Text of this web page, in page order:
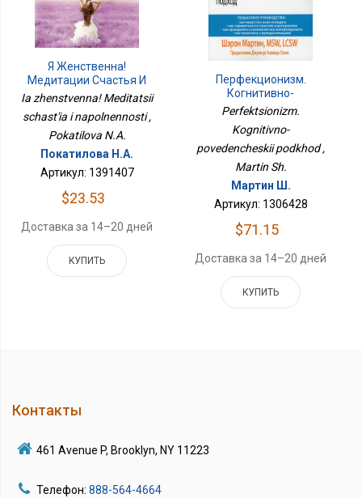
Я Женственна!
Медитации Счастья И
Наполненности
Ia zhenstvenna! Meditatsii
schast'ia i napolnennosti ,
Pokatilova N.A.
Покатилова Н.А.
Артикул: 1391407
$23.53
Доставка за 14–20 дней
КУПИТЬ
Перфекционизм.
Когнитивно-
Поведенческий Подход
Perfektsionizm.
Kognitivno-
povedencheskii podkhod ,
Martin Sh.
Мартин Ш.
Артикул: 1306428
$71.15
Доставка за 14–20 дней
КУПИТЬ
Контакты
461 Avenue P, Brooklyn, NY 11223
Телефон: 888-564-4664